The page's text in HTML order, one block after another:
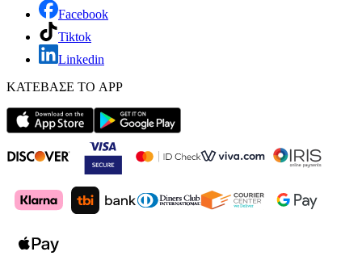
Facebook
Tiktok
Linkedin
ΚΑΤΕΒΑΣΕ ΤΟ APP